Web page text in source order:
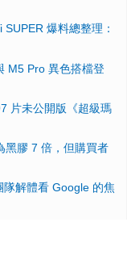
爆料總整理：
M5 Pro 異色搭檔登
片未公開版《超級瑪
黑膠 7 倍，但購買者
解體看 Google 的焦